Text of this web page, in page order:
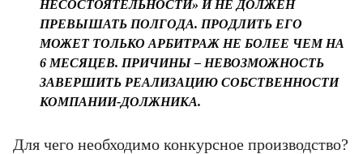
НЕСОСТОЯТЕЛЬНОСТИ» И НЕ ДОЛЖЕН
ПРЕВЫШАТЬ ПОЛГОДА. ПРОДЛИТЬ ЕГО
МОЖЕТ ТОЛЬКО АРБИТРАЖ НЕ БОЛЕЕ ЧЕМ НА
6 МЕСЯЦЕВ. ПРИЧИНЫ – НЕВОЗМОЖНОСТЬ
ЗАВЕРШИТЬ РЕАЛИЗАЦИЮ СОБСТВЕННОСТИ
КОМПАНИИ-ДОЛЖНИКА.
Для чего необходимо конкурсное производство?